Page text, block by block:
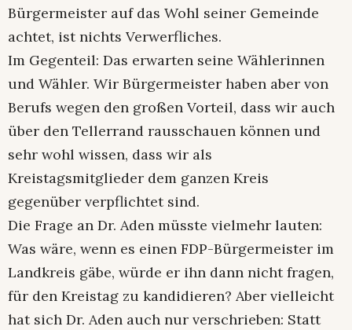
Bürgermeister auf das Wohl seiner Gemeinde
achtet, ist nichts Verwerfliches.
Im Gegenteil: Das erwarten seine Wählerinnen
und Wähler. Wir Bürgermeister haben aber von
Berufs wegen den großen Vorteil, dass wir auch
über den Tellerrand rausschauen können und
sehr wohl wissen, dass wir als
Kreistagsmitglieder dem ganzen Kreis
gegenüber verpflichtet sind.
Die Frage an Dr. Aden müsste vielmehr lauten:
Was wäre, wenn es einen FDP-Bürgermeister im
Landkreis gäbe, würde er ihn dann nicht fragen,
für den Kreistag zu kandidieren? Aber vielleicht
hat sich Dr. Aden auch nur verschrieben: Statt